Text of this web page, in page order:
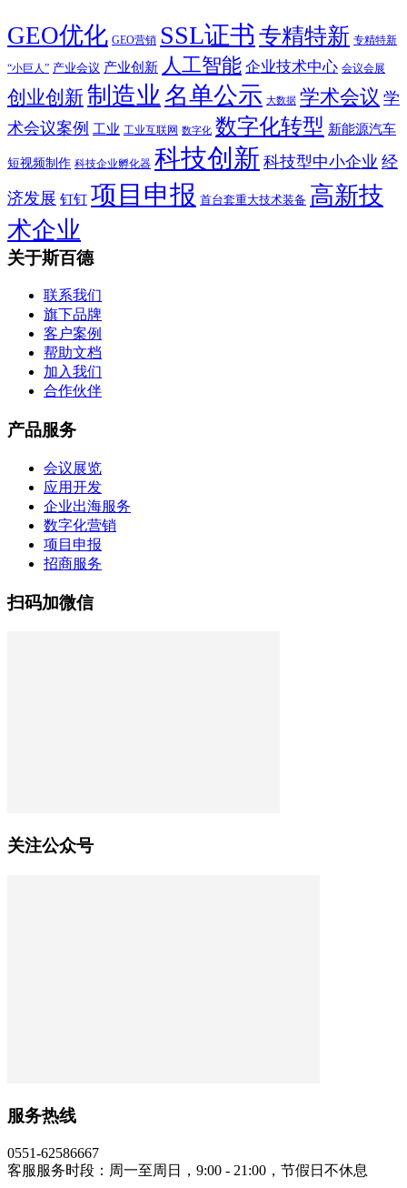
GEO优化 GEO营销 SSL证书 专精特新 专精特新
“小巨人” 产业会议 产业创新 人工智能 企业技术中心 会议会展
创业创新制造业 名单公示 大数据 学术会议 学
术会议案例 工业 工业互联网 数字化 数字化转型 新能源汽车
短视频制作 科技企业孵化器 科技创新 科技型中小企业 经
济发展 钉钉 项目申报 首台套重大技术装备 高新技
术企业
关于斯百德
联系我们
旗下品牌
客户案例
帮助文档
加入我们
合作伙伴
产品服务
会议展览
应用开发
企业出海服务
数字化营销
项目申报
招商服务
扫码加微信
关注公众号
服务热线
0551-62586667
客服服务时段：周一至周日，9:00 - 21:00，节假日不休息